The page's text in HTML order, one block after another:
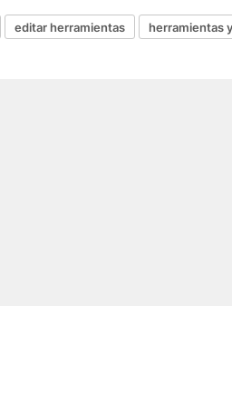
editar herramientas herramientas